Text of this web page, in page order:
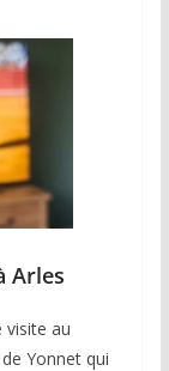
Arles
visite au
Yonnet qui